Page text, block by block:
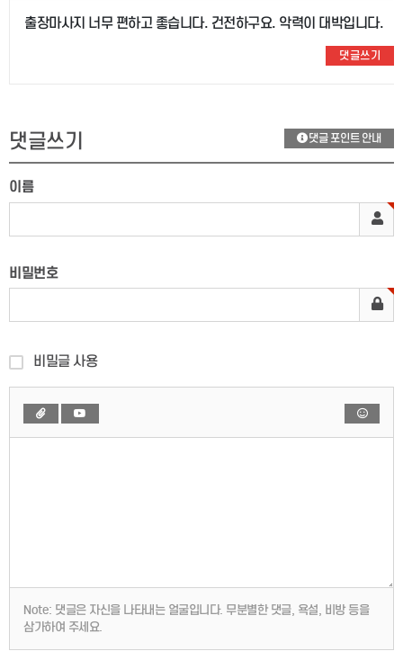
출장마사지 너무 편하고 좋습니다. 건전하구요. 악력이 대박입니다.
댓글쓰기
댓글쓰기 댓글 포인트 안내
이름
비밀번호
비밀글 사용
Note: 댓글은 자신을 나타내는 얼굴입니다. 무분별한 댓글, 욕설, 비방 등을
삼가하여 주세요.